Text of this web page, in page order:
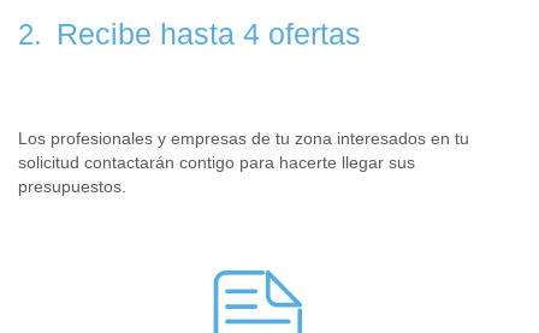
2. Recibe hasta 4 ofertas
Los profesionales y empresas de tu zona interesados en tu
solicitud contactarán contigo para hacerte llegar sus
presupuestos.